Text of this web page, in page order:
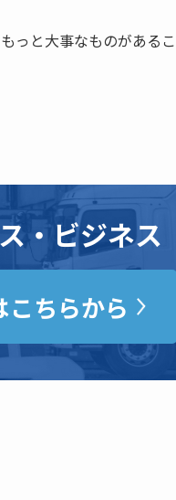
っと大事なものがある
・ビジネス
こちらから